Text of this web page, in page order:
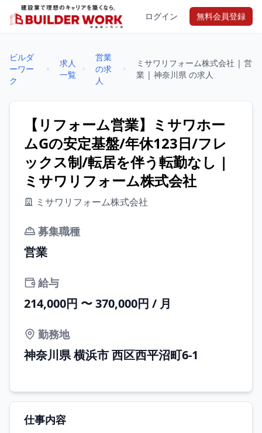
ログイン 無料会員登録
ビルダ
ーワー
ク
求人
一覧
営業
の求
人
ミサワリフォーム株式会社 | 営
業 | 神奈川県 の求人
【リフォーム営業】ミサワホー
ムGの安定基盤/年休123日/フレ
ックス制/転居を伴う転勤なし |
ミサワリフォーム株式会社
ミサワリフォーム株式会社
募集職種
営業
給与
214,000円 〜 370,000円 / 月
勤務地
神奈川県 横浜市 西区西平沼町6-1
仕事内容